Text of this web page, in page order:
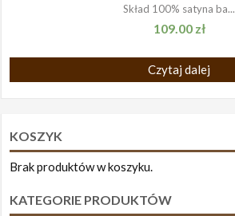
Skład 100% satyna ba...
109.00 zł
Czytaj dalej
KOSZYK
Brak produktów w koszyku.
KATEGORIE PRODUKTÓW